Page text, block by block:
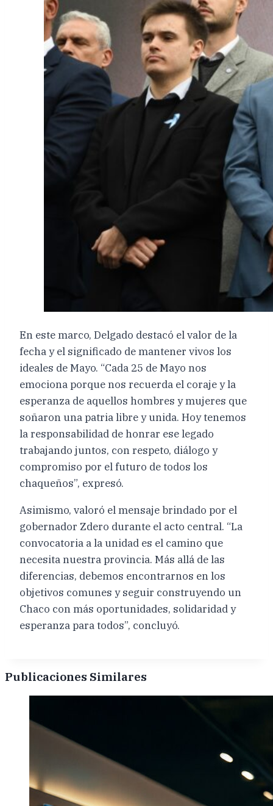
En este marco, Delgado destacó el valor de la
fecha y el significado de mantener vivos los
ideales de Mayo. “Cada 25 de Mayo nos
emociona porque nos recuerda el coraje y la
esperanza de aquellos hombres y mujeres que
soñaron una patria libre y unida. Hoy tenemos
la responsabilidad de honrar ese legado
trabajando juntos, con respeto, diálogo y
compromiso por el futuro de todos los
chaqueños”, expresó.
Asimismo, valoró el mensaje brindado por el
gobernador Zdero durante el acto central. “La
convocatoria a la unidad es el camino que
necesita nuestra provincia. Más allá de las
diferencias, debemos encontrarnos en los
objetivos comunes y seguir construyendo un
Chaco con más oportunidades, solidaridad y
esperanza para todos”, concluyó.
Publicaciones Similares